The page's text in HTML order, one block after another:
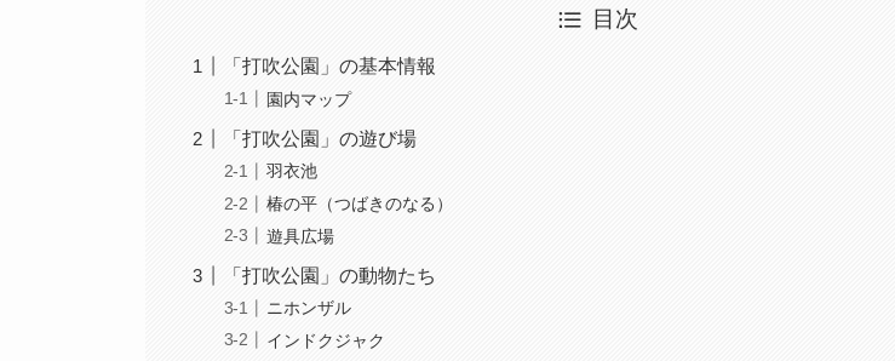
目次
「打吹公園」の基本情報
園内マップ
「打吹公園」の遊び場
羽衣池
椿の平（つばきのなる）
遊具広場
「打吹公園」の動物たち
ニホンザル
インドクジャク